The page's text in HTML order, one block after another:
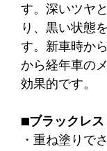
す。深いツヤ
り、黒い状態
す。新車時か
から経年車の
効果的です。
■ブラックレ
・重ね塗りで